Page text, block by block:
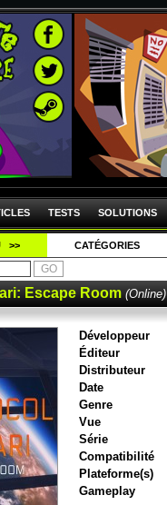
TESTS SOLUTIONS
>> CATÉGORIES
Escape Room (Online)
Développeur
Éditeur
Distributeur
Date
Genre
Vue
Série
Compatibilité
Plateforme(s)
Gameplay